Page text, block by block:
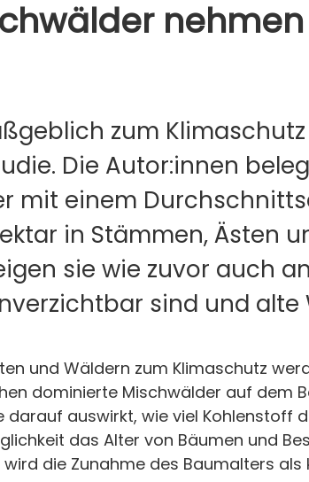
zum
Die Autor:innen
mit einem
in Stämmen, Ästen
sie wie zuvor auch
sind und
und Wäldern zum Klimaschutz
dominierte Mischwälder auf dem
darauf auswirkt, wie viel
das Alter von Bäumen und
die Zunahme des Baumalters